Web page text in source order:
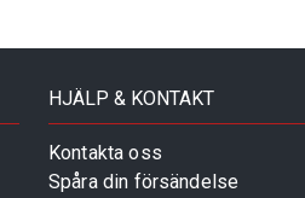
HJÄLP & KONTAKT
Kontakta oss
Spåra din försändelse